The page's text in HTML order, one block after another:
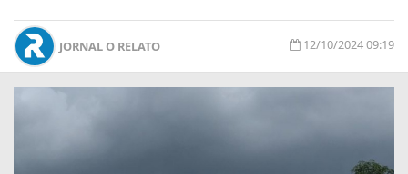
JORNAL O RELATO 12/10/2024 09:19